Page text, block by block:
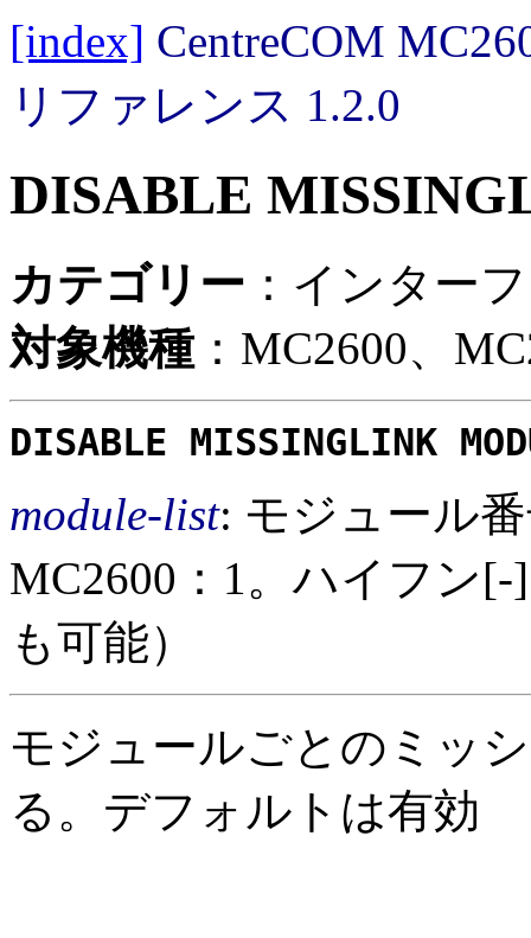
[index] CentreCOM
リファレンス 1.2.0
DISABLE
カテゴリー ：インター
対象機種 ：MC2600、
DISABLE MISSINGLINK
module-list: モジュール
MC2600：1。ハイフン
も可能）
モジュールごとのミッ
る。デフォルトは有効